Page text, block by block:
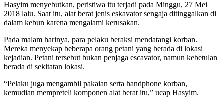
Hasyim menyebutkan, peristiwa itu terjadi pada Minggu, 27 Mei
2018 lalu. Saat itu, alat berat jenis eskavator sengaja ditinggalkan di
dalam kebun karena mengalami kerusakan.
Pada malam harinya, para pelaku beraksi mendatangi korban.
Mereka menyekap beberapa orang petani yang berada di lokasi
kejadian. Petani tersebut bukan penjaga escavator, namun kebetulan
berada di sekitatan lokasi.
“Pelaku juga mengambil pakaian serta handphone korban,
kemudian mempreteli komponen alat berat itu,” ucap Hasyim.